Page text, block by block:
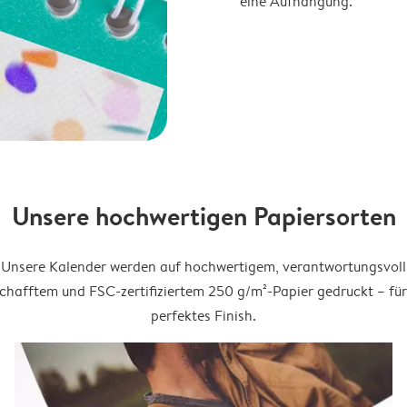
Unsere hochwertigen Papiersorten
Unsere Kalender werden auf hochwertigem, verantwortungsvoll
und FSC-zertifiziertem 250 g/m²-Papier gedruckt –
perfektes Finish.